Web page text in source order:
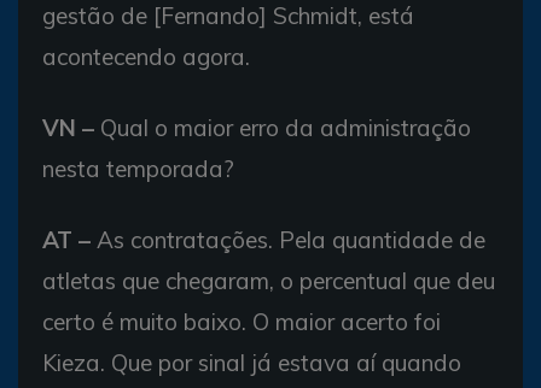
gestão de [Fernando] Schmidt, está
acontecendo agora.
VN – Qual o maior erro da administração
nesta temporada?
AT – As contratações. Pela quantidade de
atletas que chegaram, o percentual que deu
certo é muito baixo. O maior acerto foi
Kieza. Que por sinal já estava aí quando